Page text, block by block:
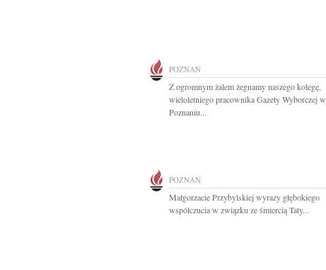
POZNAŃ
Z ogromnym żalem żegnamy naszego kolegę,
wieloletniego pracownika Gazety Wyborczej w
Poznaniu...
POZNAŃ
Małgorzacie Przybylskiej wyrazy głębokiego
współczucia w związku ze śmiercią Taty...